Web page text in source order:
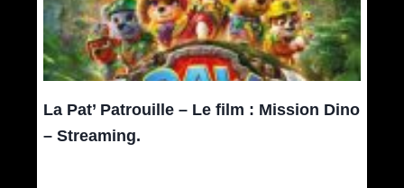
La Pat’ Patrouille – Le film : Mission Dino
– Streaming.